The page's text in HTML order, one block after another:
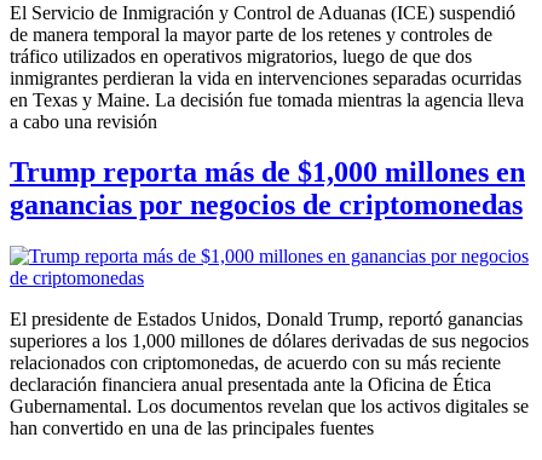
El Servicio de Inmigración y Control de Aduanas (ICE) suspendió
de manera temporal la mayor parte de los retenes y controles de
tráfico utilizados en operativos migratorios, luego de que dos
inmigrantes perdieran la vida en intervenciones separadas ocurridas
en Texas y Maine. La decisión fue tomada mientras la agencia lleva
a cabo una revisión
Trump reporta más de $1,000 millones en
ganancias por negocios de criptomonedas
El presidente de Estados Unidos, Donald Trump, reportó ganancias
superiores a los 1,000 millones de dólares derivadas de sus negocios
relacionados con criptomonedas, de acuerdo con su más reciente
declaración financiera anual presentada ante la Oficina de Ética
Gubernamental. Los documentos revelan que los activos digitales se
han convertido en una de las principales fuentes